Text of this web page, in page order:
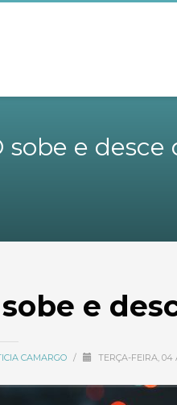
sobe e desce
e
CAMARGO / TERÇA-FEIRA, 04